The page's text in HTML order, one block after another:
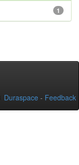
1
Duraspace - Feedback